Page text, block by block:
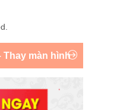
Thay màn hình